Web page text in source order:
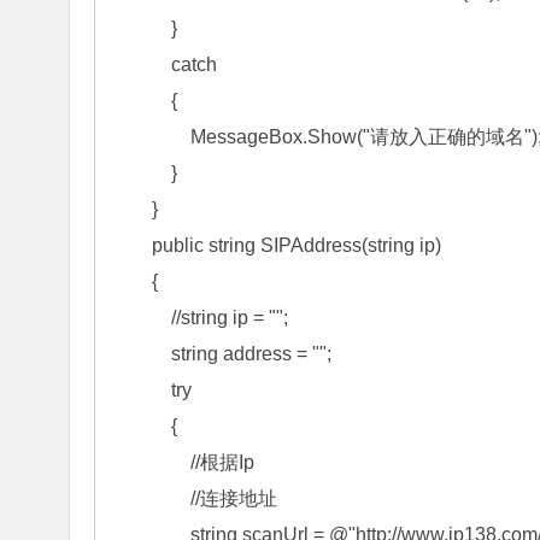
}
catch
{
MessageBox.Show("请放入正确的域名");
}
}
public string SIPAddress(string ip)
{
//string ip = "";
string address = "";
try
{
//根据Ip
//连接地址
string scanUrl = @"http://www.ip138.com/